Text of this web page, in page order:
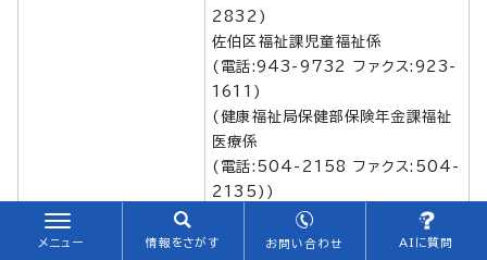
2832)
佐伯区福祉課児童福祉係
(電話:943-9732 ファクス:923-
1611)
(健康福祉局保健部保険年金課福祉
医療係
(電話:504-2158 ファクス:504-
2135))
市立病院の診療費等の後
納又は分納
広島市民病院（212-3227）
北部医療センター安佐市民病院
メニュー 情報をさがす お問い合わせ AIに質問